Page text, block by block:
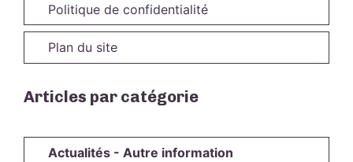
Politique de confidentialité
Plan du site
Articles par catégorie
Actualités - Autre information